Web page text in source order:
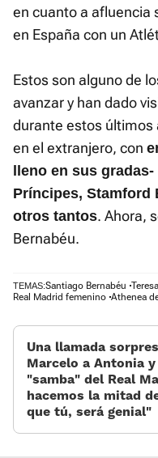
en cuanto a afluencia
en España con un
Estos son alguno de
avanzar y han dado
durante estos últimos
en el extranjero, con
lleno en sus
Príncipes, Stamford
otros tantos. Ahora,
Bernabéu.
TEMAS:Santiago Bernabéu
Real Madrid femenino Athenea
Una llamada
Marcelo a Antonia
«samba» del Real
hacemos la mitad
que tú, será genial»